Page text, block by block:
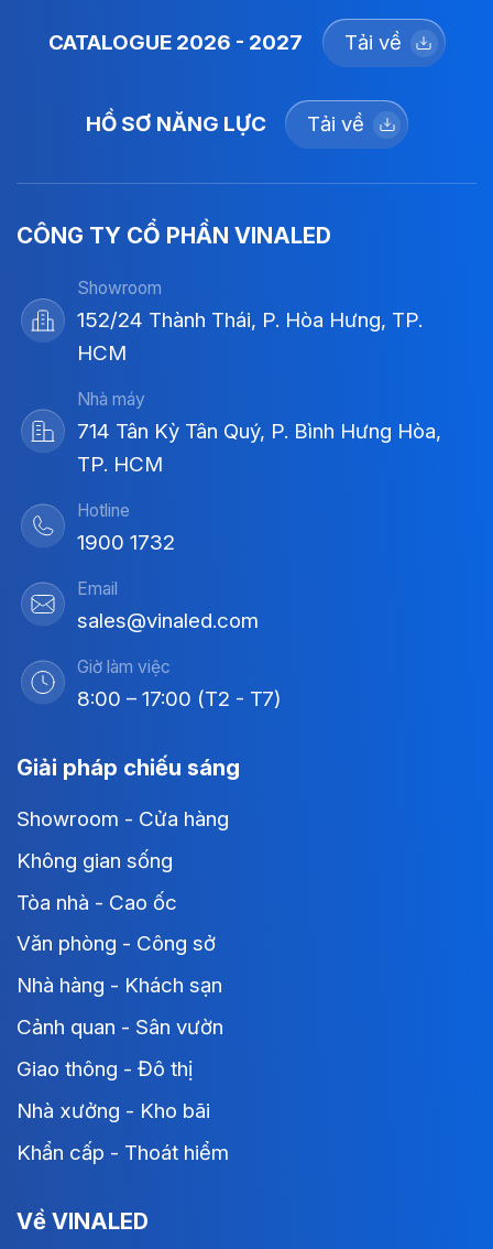
CATALOGUE 2026 - 2027 Tải về
HỒ SƠ NĂNG LỰC Tải về
CÔNG TY CỔ PHẦN VINALED
Showroom
152/24 Thành Thái, P. Hòa Hưng, TP.
HCM
Nhà máy
714 Tân Kỳ Tân Quý, P. Bình Hưng Hòa,
TP. HCM
Hotline
1900 1732
Email
sales@vinaled.com
Giờ làm việc
8:00 – 17:00 (T2 - T7)
Giải pháp chiếu sáng
Showroom - Cửa hàng
Không gian sống
Tòa nhà - Cao ốc
Văn phòng - Công sở
Nhà hàng - Khách sạn
Cảnh quan - Sân vườn
Giao thông - Đô thị
Nhà xưởng - Kho bãi
Khẩn cấp - Thoát hiểm
Về VINALED